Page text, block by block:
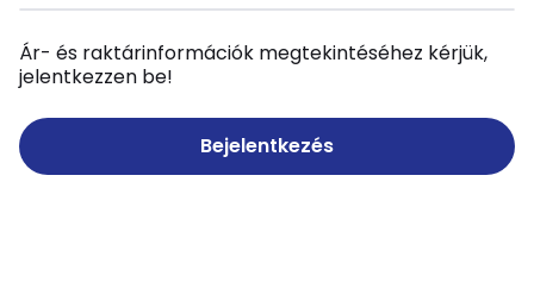
Ár- és raktárinformációk megtekintéséhez kérjük,
jelentkezzen be!
Bejelentkezés